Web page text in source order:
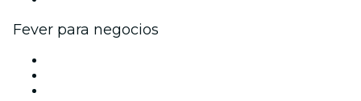
Fever para negocios